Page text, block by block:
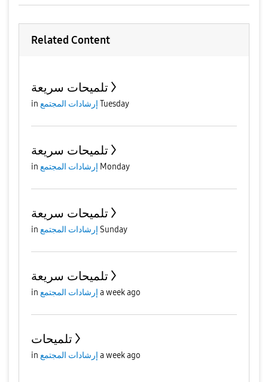
Related Content
تلميحات سريعة
in إرشادات المجتمع Tuesday
تلميحات سريعة
in إرشادات المجتمع Monday
تلميحات سريعة
in إرشادات المجتمع Sunday
تلميحات سريعة
in إرشادات المجتمع a week ago
تلميحات
in إرشادات المجتمع a week ago